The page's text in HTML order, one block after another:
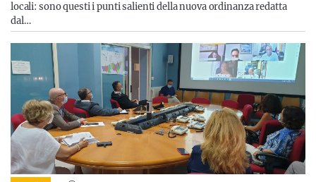
locali: sono questi i punti salienti della nuova ordinanza redatta
dal…